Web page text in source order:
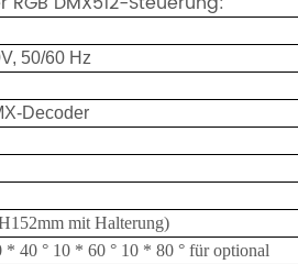
50/60 Hz
Decoder
mit Halterung)
* 40 ° 10 * 60 ° 10 * 80 ° für optional